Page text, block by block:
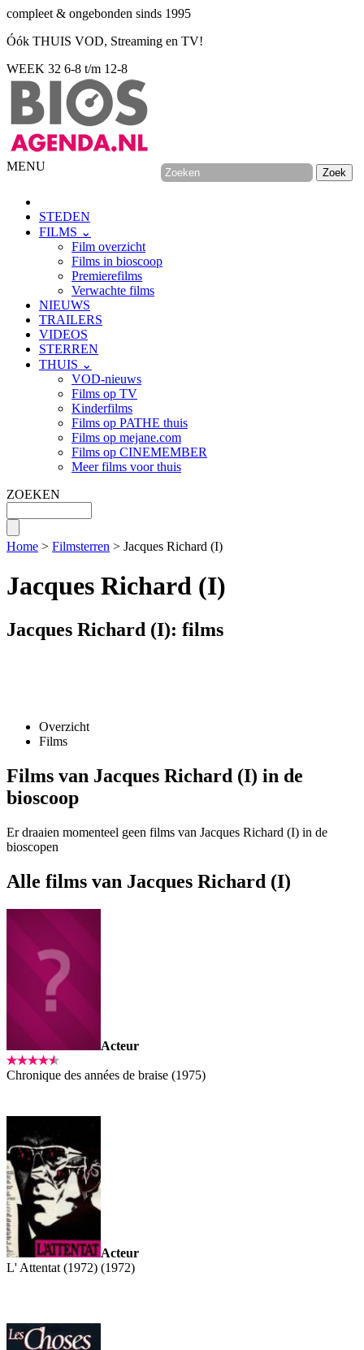
compleet & ongebonden sinds 1995
Óók THUIS VOD, Streaming en TV!
WEEK 32 6-8 t/m 12-8
MENU
STEDEN
FILMS ⌄
Film overzicht
Films in bioscoop
Premierefilms
Verwachte films
NIEUWS
TRAILERS
VIDEOS
STERREN
THUIS ⌄
VOD-nieuws
Films op TV
Kinderfilms
Films op PATHE thuis
Films op mejane.com
Films op CINEMEMBER
Meer films voor thuis
ZOEKEN
Home > Filmsterren > Jacques Richard (I)
Jacques Richard (I)
Jacques Richard (I): films
Overzicht
Films
Films van Jacques Richard (I) in de
bioscoop
Er draaien momenteel geen films van Jacques Richard (I) in de
bioscopen
Alle films van Jacques Richard (I)
Acteur
Chronique des années de braise (1975)
Acteur
L' Attentat (1972) (1972)